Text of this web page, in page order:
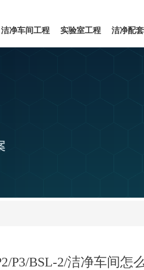
洁净车间工程 实验室工程 洁净配
P3/BSL-2/洁净车间怎